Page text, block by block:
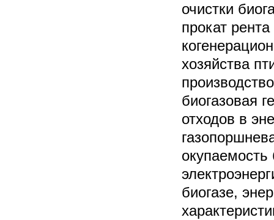
очистки
прокат
хозяйства
биогазовая
отходов в
окупаемость
биогазе,